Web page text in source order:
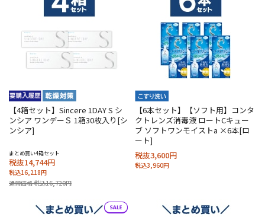
【4箱セット】Sincere 1DAY S シ
ンシア ワンデーＳ 1箱30枚入り[シ
ンシア]
まとめ買い4箱セット
税抜14,744円
税込16,218円
通常価格 税込16,720円
【6本セット】【ソフト用】コンタ
クトレンズ消毒液 ロートCキュー
ブ ソフトワンモイストa ×6本[ロ
ート]
税抜3,600円
税込3,960円